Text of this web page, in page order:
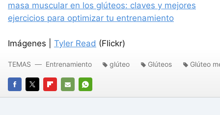
masa muscular en los glúteos: claves y mejores
ejercicios para optimizar tu entrenamiento
Imágenes | Tyler Read (Flickr)
FACEBOOK
TWITTERFLIPBOARD
E-
WHATSAPP
TEMAS Entrenamiento glúteo Glúteos Glúteo